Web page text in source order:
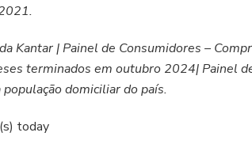
Kantar | Painel de Consumidores –
terminados em outubro 2024| Painel
domiciliar do país.
today